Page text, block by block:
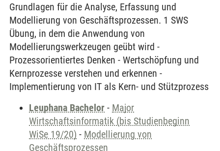
Grundlagen für die Analyse, Erfassung und
Modellierung von Geschäftsprozessen. 1 SWS
Übung, in dem die Anwendung von
Modellierungswerkzeugen geübt wird -
Prozessorientiertes Denken - Wertschöpfung und
Kernprozesse verstehen und erkennen -
Implementierung von IT als Kern- und Stützprozess
Leuphana Bachelor - Major
Wirtschaftsinformatik (bis Studienbeginn
WiSe 19/20) - Modellierung von
Geschäftsprozessen